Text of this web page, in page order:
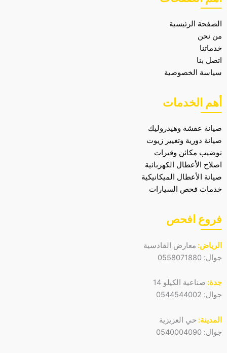
الصفحة الرئيسية
من نحن
خدماتنا
اتصل بنا
سياسة الخصوصية
أهم الخدمات
صيانة عفشة وهيدروليك
صيانة دورية وتغيير زيوت
توضيب مكائن وقيرات
اصلاح الأعطال الكهربائية
صيانة الأعطال الميكانيكية
خدمات فحص السيارات
فروع افحص
الرياض: معارض القادسية
جوال: 0558071880
جدة: صناعية الكيلو 14
جوال: 0544544002
المدينة: حي العزيزية
جوال: 0540004090